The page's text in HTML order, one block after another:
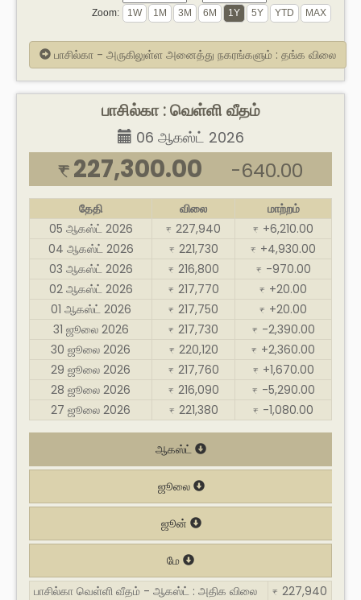
Zoom:
பாசில்கா - அருகிலுள்ள அனைத்து நகரங்களும் : தங்க விலை
பாசில்கா : வெள்ளி வீதம்
06 ஆகஸ்ட் 2026
₹ 227,300.00 -640.00
தேதி விலை
மாற்றம்
05 ஆகஸ்ட் 2026
₹ 227,940 ₹ +6,210.00
04 ஆகஸ்ட் 2026
₹ 221,730 ₹ +4,930.00
03 ஆகஸ்ட் 2026
₹ 216,800 ₹ -970.00
02 ஆகஸ்ட் 2026
₹ 217,770 ₹ +20.00
01 ஆகஸ்ட் 2026
₹ 217,750 ₹ +20.00
31 ஜூலை 2026
₹ 217,730 ₹ -2,390.00
30 ஜூலை 2026
₹ 220,120 ₹ +2,360.00
29 ஜூலை 2026
₹ 217,760 ₹ +1,670.00
28 ஜூலை 2026
₹ 216,090 ₹ -5,290.00
27 ஜூலை 2026
₹ 221,380 ₹ -1,080.00
ஆகஸ்ட்
ஜூலை
ஜூன்
மே
பாசில்கா வெள்ளி வீதம் - ஆகஸ்ட் : அதிக விலை
₹ 227,940